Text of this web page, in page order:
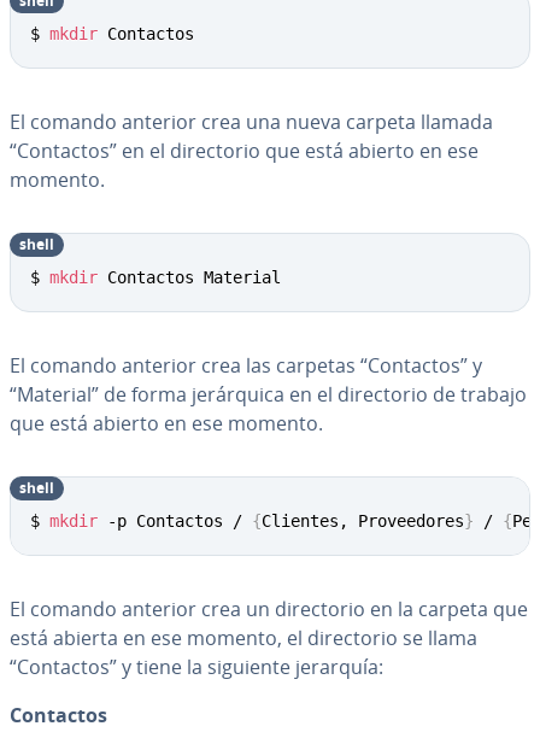
$ mkdir Contactos
El comando anterior crea una nueva carpeta llamada
“Contactos” en el di­re­c­to­rio que está abierto en ese
momento.
$ mkdir Contactos Material
shell
El comando anterior crea las carpetas “Contactos” y
“Material” de forma je­rá­r­qui­ca en el di­re­c­to­rio de trabajo
que está abierto en ese momento.
$ mkdir -p Contactos / {Clientes, Proveedores} / {
shell
El comando anterior crea un di­re­c­to­rio en la carpeta que
está abierta en ese momento, el di­re­c­to­rio se llama
“Contactos” y tiene la siguiente jerarquía:
Contactos